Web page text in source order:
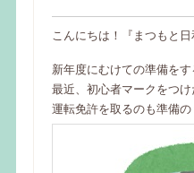
こんにちは！『まつもと
新年度にむけての準備を
最近、初心者マークをつけ
運転免許を取るのも準備の